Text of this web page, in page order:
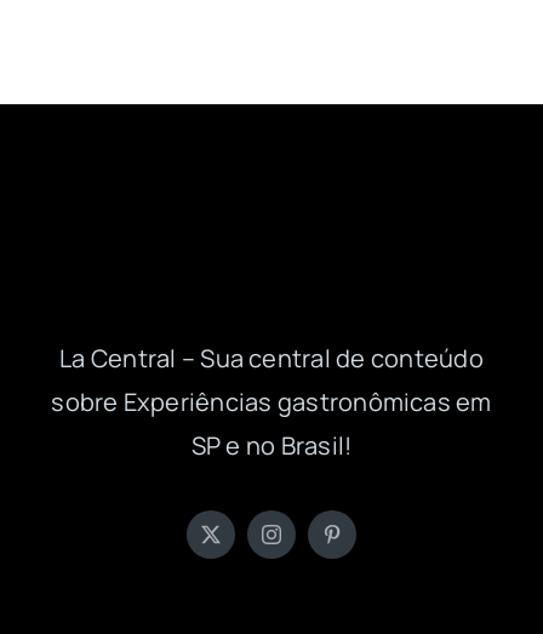
La Central – Sua central de conteúdo
sobre Experiências gastronômicas em
SP e no Brasil!